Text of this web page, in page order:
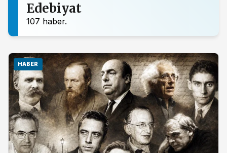
Edebiyat
107 haber.
HABER